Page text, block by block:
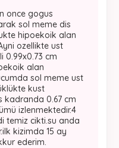
once gogus
sol meme dis
hipoekoik alan
ozellikte ust
0.99x0.73 cm
alan
sol meme ust
kust
kadranda 0.67 cm
izlenmektedir.4
temiz cikti.su anda
kizimda 15 ay
ederim.